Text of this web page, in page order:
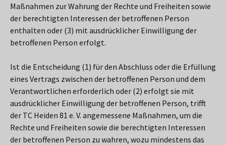
Maßnahmen zur Wahrung der Rechte und Freiheiten sowie
der berechtigten Interessen der betroffenen Person
enthalten oder (3) mit ausdrücklicher Einwilligung der
betroffenen Person erfolgt.
Ist die Entscheidung (1) für den Abschluss oder die Erfüllung
eines Vertrags zwischen der betroffenen Person und dem
Verantwortlichen erforderlich oder (2) erfolgt sie mit
ausdrücklicher Einwilligung der betroffenen Person, trifft
der TC Heiden 81 e. V. angemessene Maßnahmen, um die
Rechte und Freiheiten sowie die berechtigten Interessen
der betroffenen Person zu wahren, wozu mindestens das